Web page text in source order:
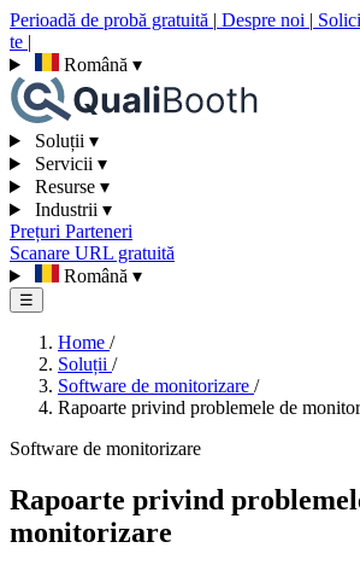
Perioadă de probă gratuită | Despre noi |
te |
Română ▾
Soluții ▾
Servicii ▾
Resurse ▾
Industrii ▾
Prețuri Parteneri
Scanare URL gratuită
Română ▾
☰
Home /
Soluții /
Software de monitorizare /
Rapoarte privind problemele de
Software de monitorizare
Rapoarte privind
monitorizare